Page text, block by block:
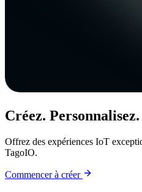
Créez.
Offrez des expériences IoT
TagoIO.
Commencer à créer